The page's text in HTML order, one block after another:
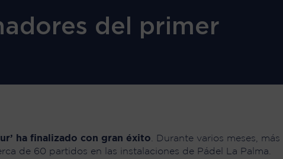
del primer
ha finalizado con gran éxito . Durante varios meses, más
de 60 partidos en las instalaciones de Pádel La Palma.